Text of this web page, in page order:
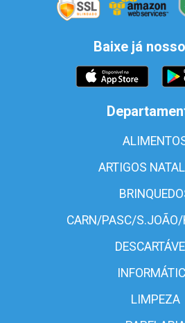
Baixe já
ARTIGOS
CARN/PASC/S.JOÃO/
LIMPEZA